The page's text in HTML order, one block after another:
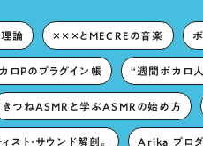
論 ×××とMECREの音楽
ロPのプラグイン帳 “週間ボカロ
きつねASMRと学ぶASMRの始め方
スト・サウンド解剖。 Arika プロダ